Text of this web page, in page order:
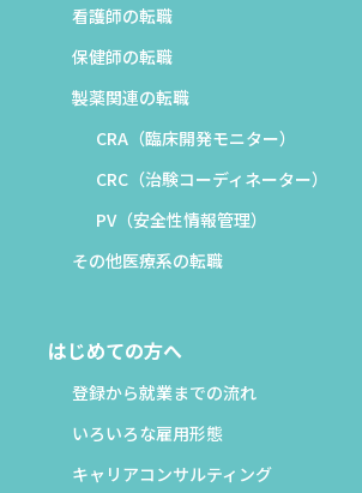
看護師の転職
保健師の転職
製薬関連の転職
CRA（臨床開発モニター）
CRC（治験コーディネーター）
PV（安全性情報管理）
その他医療系の転職
はじめての方へ
登録から就業までの流れ
いろいろな雇用形態
キャリアコンサルティング